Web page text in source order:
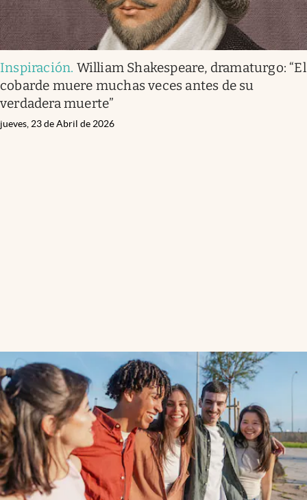
Inspiración. William Shakespeare, dramaturgo: “El
cobarde muere muchas veces antes de su
verdadera muerte”
jueves, 23 de Abril de 2026